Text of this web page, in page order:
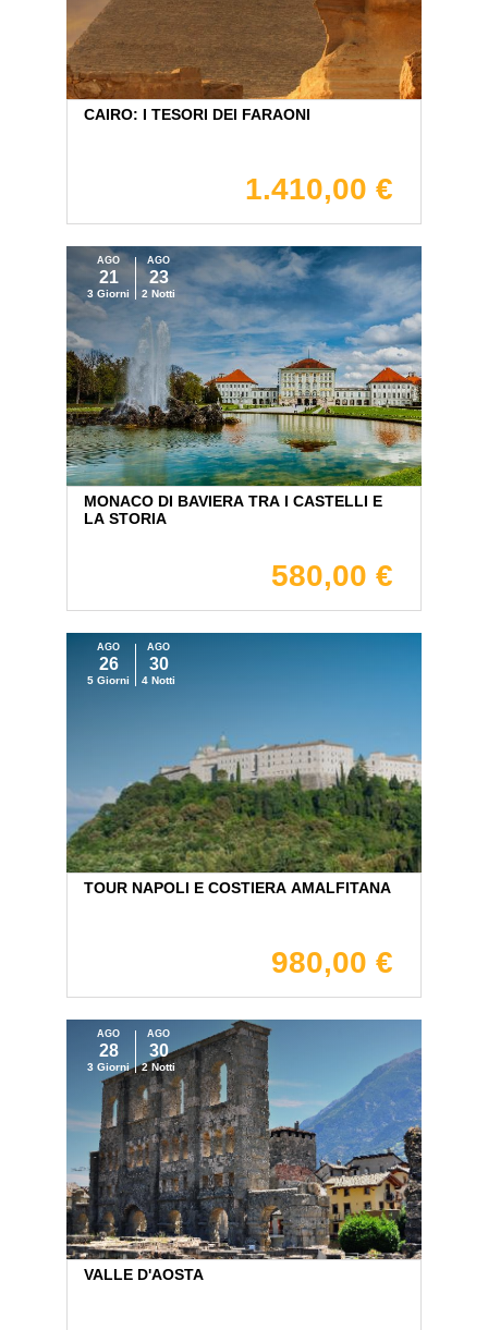
CAIRO: I TESORI DEI FARAONI
1.410,00 €
AGO
21
3 Giorni
AGO
23
2 Notti
MONACO DI BAVIERA TRA I CASTELLI E
LA STORIA
580,00 €
AGO
26
5 Giorni
AGO
30
4 Notti
TOUR NAPOLI E COSTIERA AMALFITANA
980,00 €
AGO
28
3 Giorni
AGO
30
2 Notti
VALLE D'AOSTA